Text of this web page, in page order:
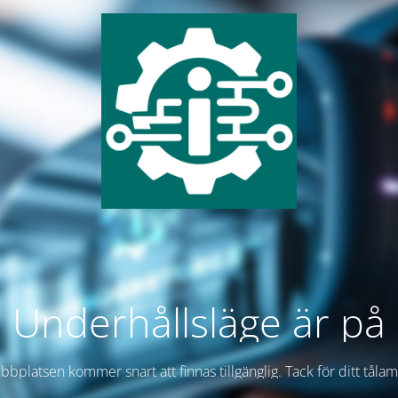
Underhållsläge är på
kommer snart att finnas tillgänglig. Tack för ditt